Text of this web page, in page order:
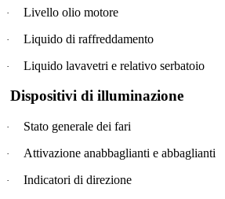
· Livello olio motore
· Liquido di raffreddamento
· Liquido lavavetri e relativo serbatoio
Dispositivi di illuminazione
· Stato generale dei fari
· Attivazione anabbaglianti e abbaglianti
· Indicatori di direzione